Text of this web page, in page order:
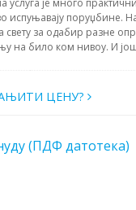
је много
испуњавају поруџбине.
свету за одабир разне
на било ком нивоу. И
ЦЕНУ?
(ПДФ датотека)